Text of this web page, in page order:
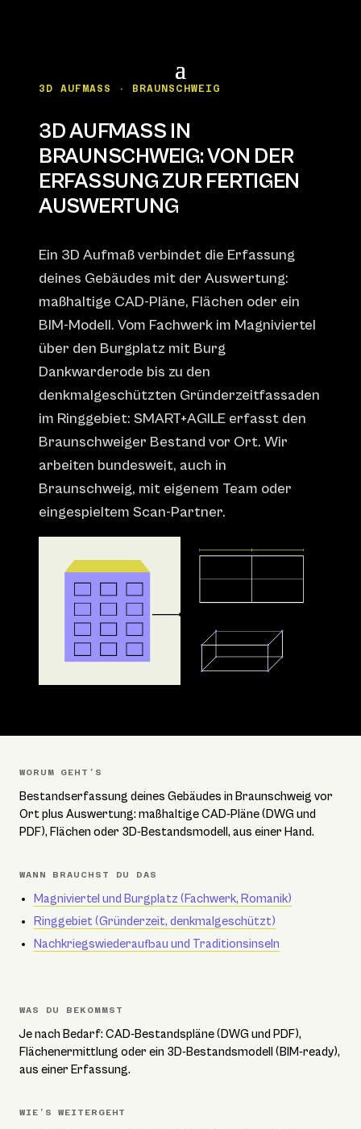
3D AUFMASS · BRAUNSCHWEIG
3D AUFMASS IN B
RAUNSCHWEIG: VON DER E
RFASSUNG ZUR FERTIGEN A
USWERTUNG
Ein 3D Aufmaß verbindet die Erfassung
deines Gebäudes mit der Auswertung:
maßhaltige CAD-Pläne, Flächen oder ein
BIM-Modell. Vom Fachwerk im Magniviertel
über den Burgplatz mit Burg
Dankwarderode bis zu den
denkmalgeschützten Gründerzeitfassaden
im Ringgebiet: SMART+AGILE erfasst den
Braunschweiger Bestand vor Ort. Wir
arbeiten bundesweit, auch in
Braunschweig, mit eigenem Team oder
eingespieltem Scan-Partner.
WORUM GEHT’S
Bestandserfassung deines Gebäudes in Braunschweig vor
Ort plus Auswertung: maßhaltige CAD-Pläne (DWG und
PDF), Flächen oder 3D-Bestandsmodell, aus einer Hand.
WANN BRAUCHST DU DAS
Magniviertel und Burgplatz (Fachwerk, Romanik)
Ringgebiet (Gründerzeit, denkmalgeschützt)
Nachkriegswiederaufbau und Traditionsinseln
WAS DU BEKOMMST
Je nach Bedarf: CAD-Bestandspläne (DWG und PDF),
Flächenermittlung oder ein 3D-Bestandsmodell (BIM-ready),
aus einer Erfassung.
WIE’S WEITERGEHT